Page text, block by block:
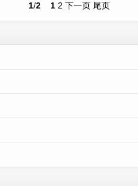
1/2 1 2 下一页 尾页